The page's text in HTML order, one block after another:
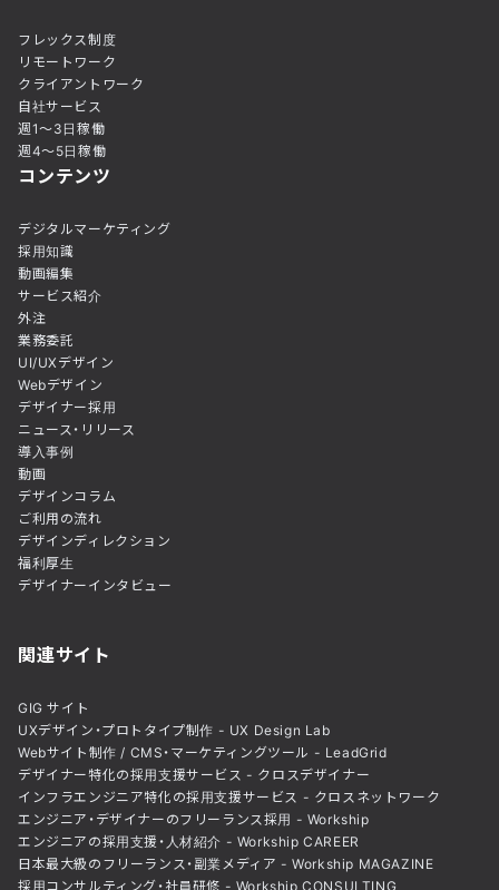
フレックス制度
リモートワーク
クライアントワーク
自社サービス
週1〜3日稼働
週4〜5日稼働
コンテンツ
デジタルマーケティング
採用知識
動画編集
サービス紹介
外注
業務委託
UI/UXデザイン
Webデザイン
デザイナー採用
ニュース・リリース
導入事例
動画
デザインコラム
ご利用の流れ
デザインディレクション
福利厚生
デザイナーインタビュー
関連サイト
GIG サイト
UXデザイン・プロトタイプ制作 - UX Design Lab
Webサイト制作 / CMS・マーケティングツール - LeadGrid
デザイナー特化の採用支援サービス - クロスデザイナー
インフラエンジニア特化の採用支援サービス - クロスネットワーク
エンジニア・デザイナーのフリーランス採用 - Workship
エンジニアの採用支援・人材紹介 - Workship CAREER
日本最大級のフリーランス・副業メディア - Workship MAGAZINE
採用コンサルティング・社員研修 - Workship CONSULTING